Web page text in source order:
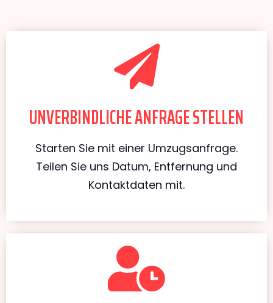
UNVERBINDLICHE ANFRAGE STELLEN
Starten Sie mit einer Umzugsanfrage.
Teilen Sie uns Datum, Entfernung und
Kontaktdaten mit.